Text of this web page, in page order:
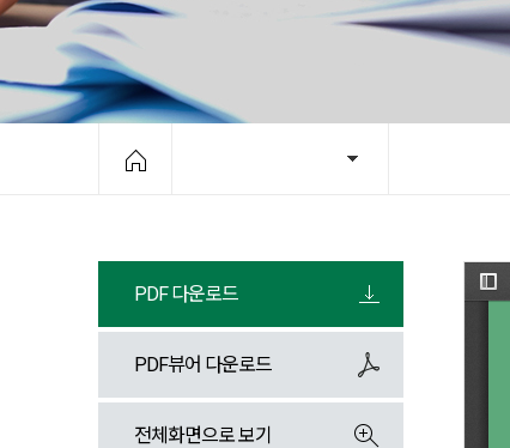
PDF 다운로드
PDF뷰어 다운로드
전체화면으로 보기